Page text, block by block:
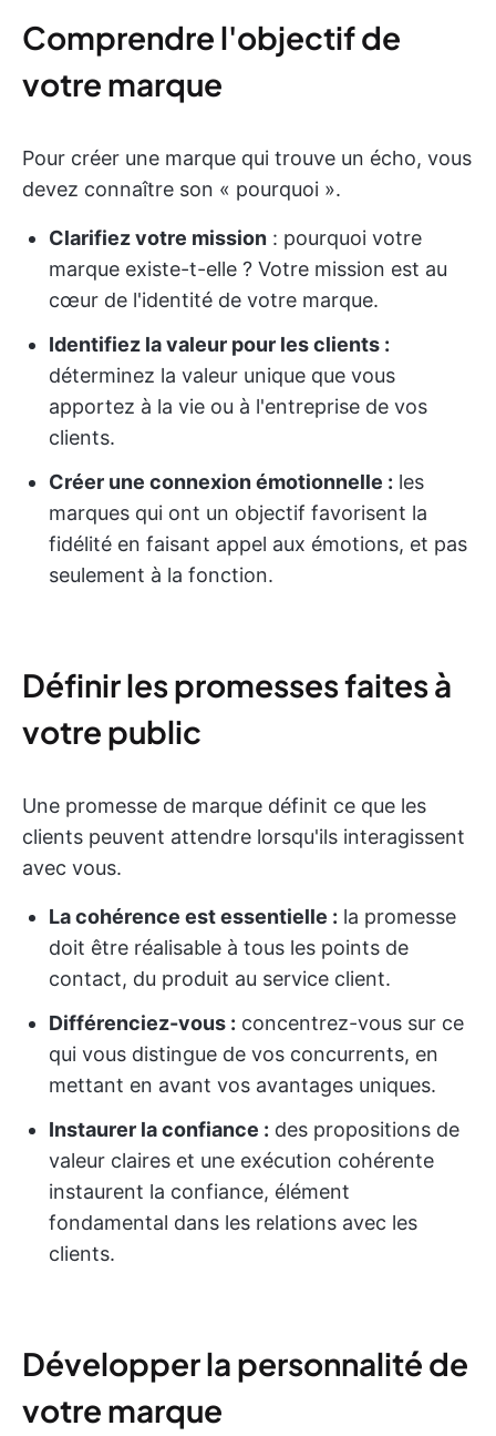
Comprendre l'objectif de
votre marque
Pour créer une marque qui trouve un écho, vous
devez connaître son « pourquoi ».
Clarifiez votre mission : pourquoi votre
marque existe-t-elle ? Votre mission est au
cœur de l'identité de votre marque.
Identifiez la valeur pour les clients :
déterminez la valeur unique que vous
apportez à la vie ou à l'entreprise de vos
clients.
Créer une connexion émotionnelle : les
marques qui ont un objectif favorisent la
fidélité en faisant appel aux émotions, et pas
seulement à la fonction.
Définir les promesses faites à
votre public
Une promesse de marque définit ce que les
clients peuvent attendre lorsqu'ils interagissent
avec vous.
La cohérence est essentielle : la promesse
doit être réalisable à tous les points de
contact, du produit au service client.
Différenciez-vous : concentrez-vous sur ce
qui vous distingue de vos concurrents, en
mettant en avant vos avantages uniques.
Instaurer la confiance : des propositions de
valeur claires et une exécution cohérente
instaurent la confiance, élément
fondamental dans les relations avec les
clients.
Développer la personnalité de
votre marque